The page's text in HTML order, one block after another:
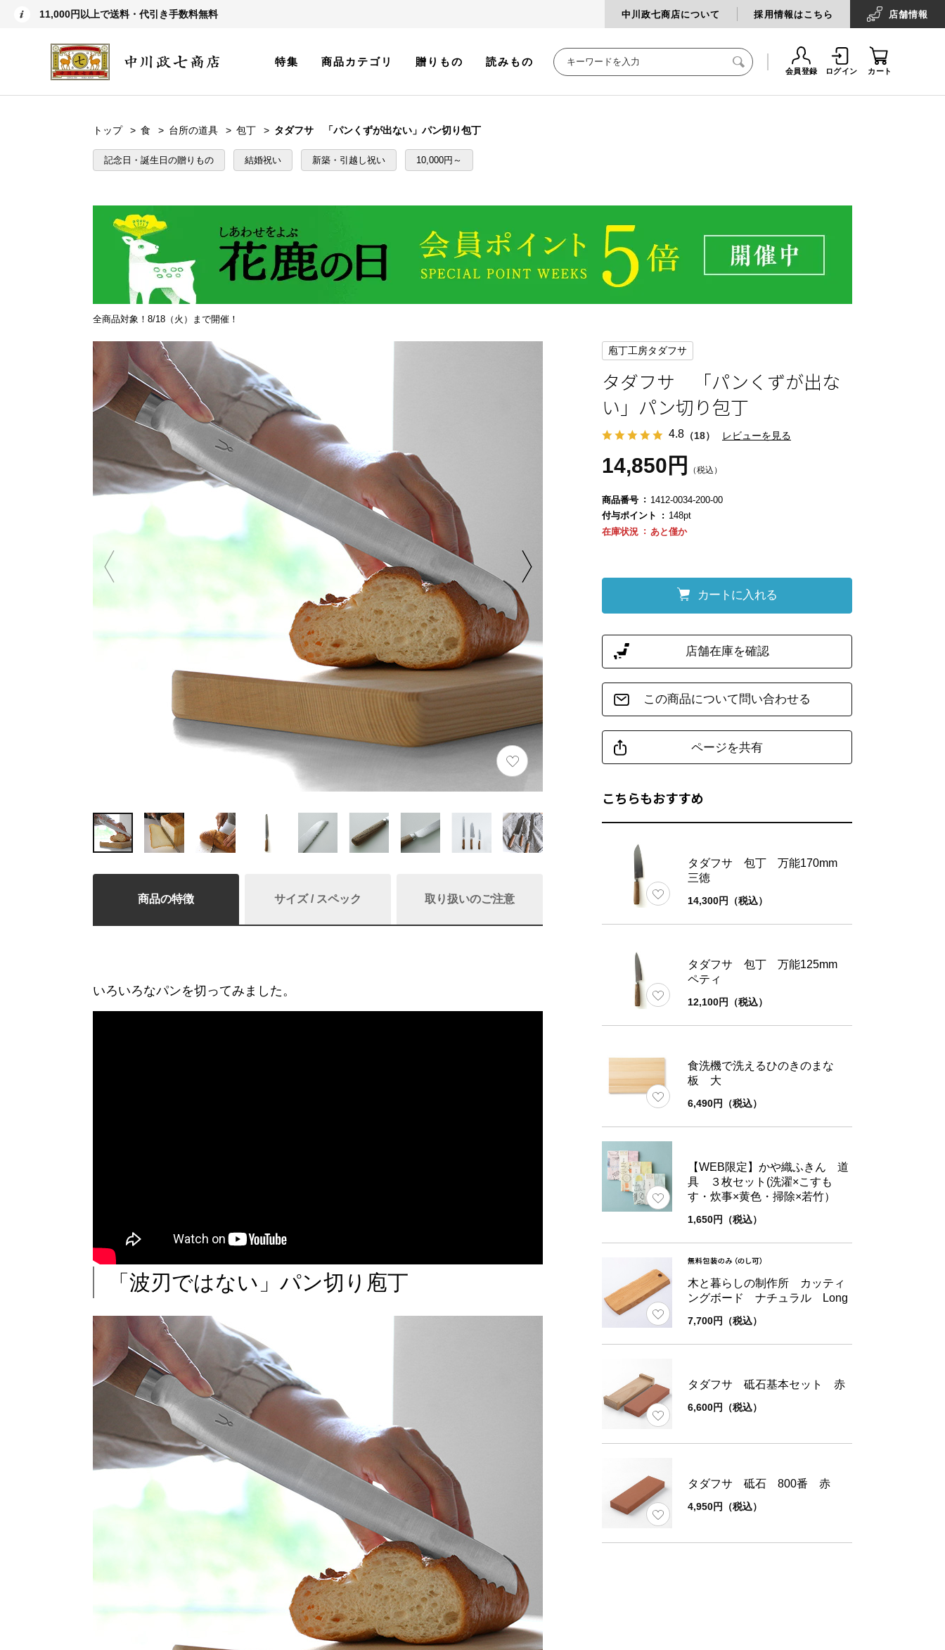
11,000円以上で送料・代引き手数料無料 中川政七商店について 採用情報はこちら 店舗情報
特集 商品カテゴリ 贈りもの 読みもの
会員登録 ログイン カート
トップ 食 台所の道具 包丁 タダフサ 「パンくずが出ない」パン切り包丁
記念日・誕生日の贈りもの 結婚祝い 新築・引越し祝い 10,000円～
全商品対象！8/18（火）まで開催！
商品の特徴 サイズ / スペック 取り扱いのご注意
いろいろなパンを切ってみました。
「波刃ではない」パン切り庖丁
商品リニューアルについてのお知らせ
商品名
ご購入いただいた商品がオンラインショップの
異なる場合がございます。中身の商品は同一の
商品詳細
ブレード：ステン・SLD鋼 完全3層／ハンドル
重さ 約125g
紙箱(8.6×2.6×41.7㎝)入り
サイズ 全長 刃渡り
庖丁工房タダフサ
タダフサ 「パンくずが出な
い」パン切り包丁
4.8 （18） レビューを見る
14,850円 （税込）
商品番号
1412-0034-200-00
付与ポイント
148pt
在庫状況
あと僅か
カートに入れる
こちらもおすすめ
タダフサ 包丁 万能170mm
三徳
14,300円（税込）
タダフサ 包丁 万能125mm
ペティ
12,100円（税込）
食洗機で洗えるひのきのまな
板 大
6,490円（税込）
【WEB限定】かや織ふきん 道
具 ３枚セット(洗濯×こすも
す・炊事×黄色・掃除×若竹）
1,650円（税込）
木と暮らしの制作所 カッティ
ングボード ナチュラル Long
7,700円（税込）
タダフサ 砥石基本セット 赤
6,600円（税込）
タダフサ 砥石 800番 赤
4,950円（税込）
この商品について問い合わせる
ページを共有
店舗在庫を確認